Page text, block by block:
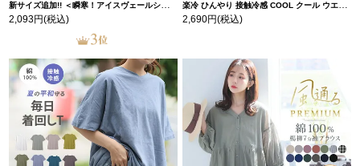
新サイズ追加!! ＜瞬寒！アイスヴェールシリーズ＞ 美脚 ジョガーパンツ 【ウェストゴム】 【ストレッチ】 | 大きいサイズの通販ならハッピーマリリン
2,093円(税込)
楽冷 ひんやり 接触冷感 COOL クール ウエストゴム 楽ちん ストレッチ 美脚 レギパン 【ストレッチ】 | 大きいサイズの通販ならハッピーマリリン
2,690円(税込)